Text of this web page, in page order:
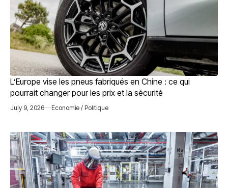
L’Europe vise les pneus fabriqués en Chine : ce qui
pourrait changer pour les prix et la sécurité
July 9, 2026 Economie / Politique